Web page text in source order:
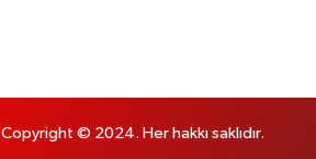
Copyright © 2024. Her hakkı saklıdır.